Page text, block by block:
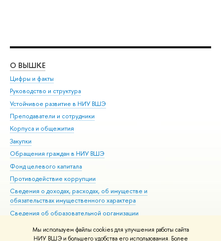
Мы используем файлы cookies для улучшения работы сайта
НИУ ВШЭ и большего удобства его использования. Более
О ВЫШКЕ
Цифры и факты
Руководство и структура
Устойчивое развитие в НИУ ВШЭ
Преподаватели и сотрудники
Корпуса и общежития
Закупки
Обращения граждан в НИУ ВШЭ
Фонд целевого капитала
Противодействие коррупции
Сведения о доходах, расходах, об имуществе и
обязательствах имущественного характера
Сведения об образовательной организации
Людям с ограниченными возможностями здоровья
Единая платежная страница